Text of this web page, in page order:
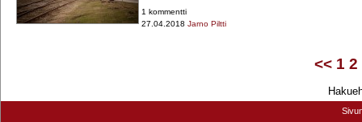
1 kommentti
27.04.2018 Jarno Piltti
<< 1 2